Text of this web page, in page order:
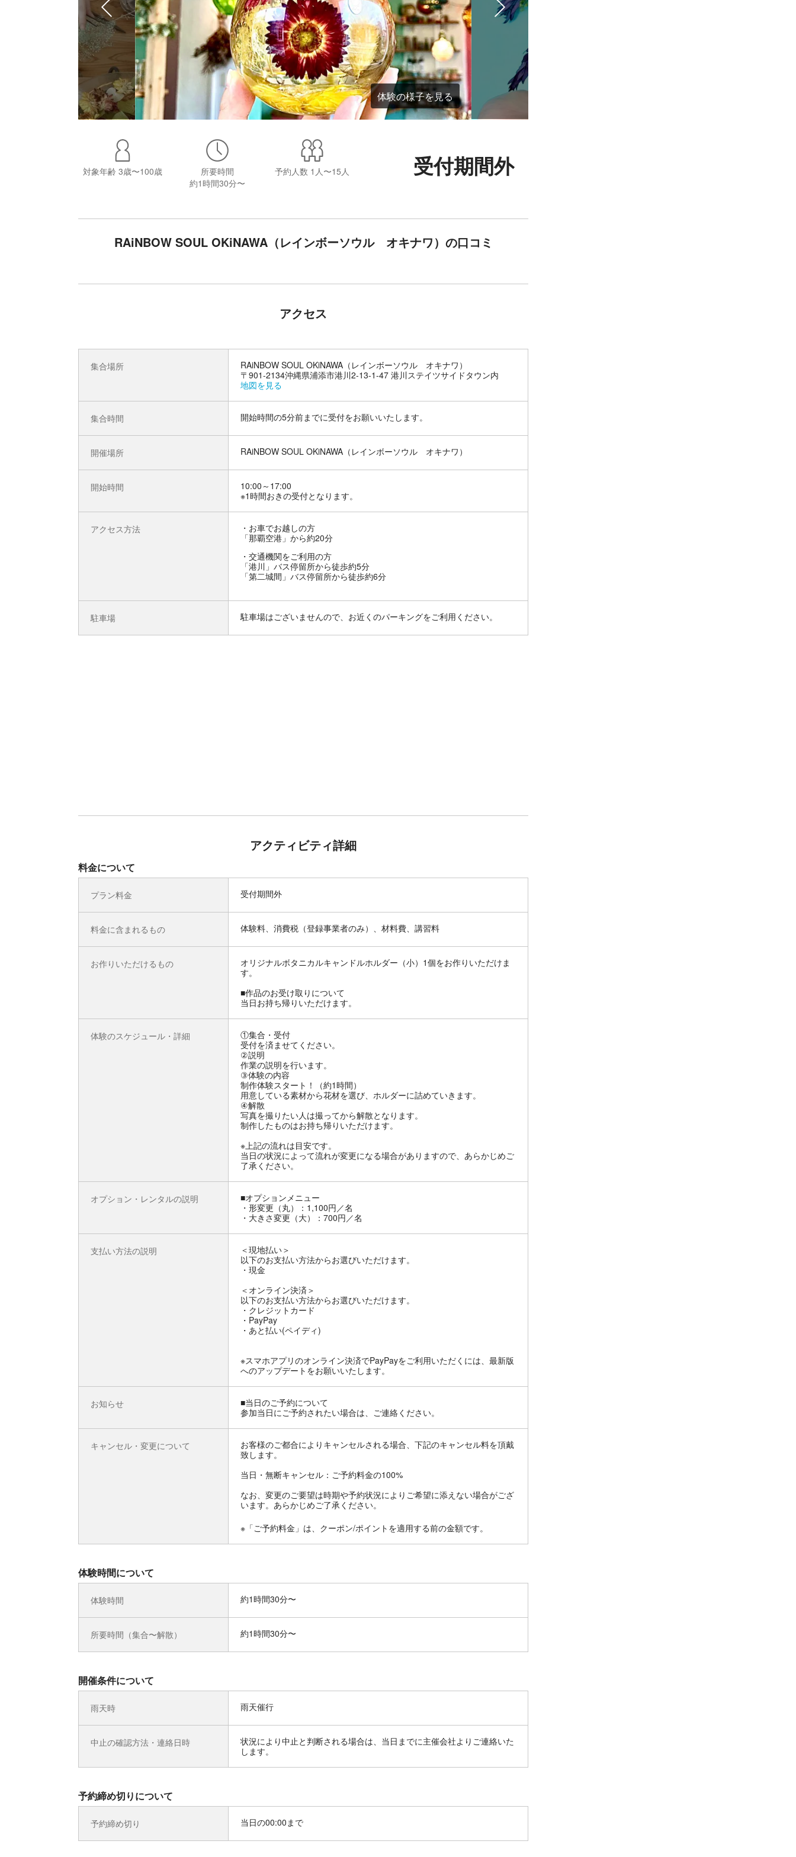
体験の様子を見る
対象年齢 3歳〜100歳
所要時間
約1時間30分〜
予約人数 1人〜15人 受付期間外
RAiNBOW SOUL OKiNAWA（レインボーソウル オキナワ）の口コミ
アクセス
集合場所
RAiNBOW SOUL OKiNAWA（レインボーソウル オキナワ）
〒901-2134沖縄県浦添市港川2-13-1-47 港川ステイツサイドタウン内
地図を見る
集合時間 開始時間の5分前までに受付をお願いいたします。
開催場所 RAiNBOW SOUL OKiNAWA（レインボーソウル オキナワ）
開始時間
10:00～17:00
※1時間おきの受付となります。
アクセス方法
お車でお越しの方
「那覇空港」から約20分
交通機関をご利用の方
「港川」バス停留所から徒歩約5分
「第二城間」バス停留所から徒歩約6分
駐車場 駐車場はございませんので、お近くのパーキングをご利用ください。
アクティビティ詳細
料金について
プラン料金 受付期間外
料金に含まれるもの 体験料、消費税（登録事業者のみ）、材料費、講習料
お作りいただけるもの
オリジナルボタニカルキャンドルホルダー（小）1個をお作りいただけま
す。
■作品のお受け取りについて
当日お持ち帰りいただけます。
体験のスケジュール・詳細
①集合・受付
受付を済ませてください。
②説明
作業の説明を行います。
③体験の内容
制作体験スタート！（約1時間）
用意している素材から花材を選び、ホルダーに詰めていきます。
④解散
写真を撮りたい人は撮ってから解散となります。
制作したものはお持ち帰りいただけます。
※上記の流れは目安です。
当日の状況によって流れが変更になる場合がありますので、あらかじめご
了承ください。
オプション・レンタルの説明
■オプションメニュー
・形変更（丸）：1,100円／名
・大きさ変更（大）：700円／名
支払い方法の説明
＜現地払い＞
以下のお支払い方法からお選びいただけます。
・現金
＜オンライン決済＞
以下のお支払い方法からお選びいただけます。
・クレジットカード
・PayPay
・あと払い(ペイディ)
※スマホアプリのオンライン決済でPayPayをご利用いただくには、最新版
へのアップデートをお願いいたします。
お知らせ
■当日のご予約について
参加当日にご予約されたい場合は、ご連絡ください。
キャンセル・変更について
お客様のご都合によりキャンセルされる場合、下記のキャンセル料を頂戴
致します。
当日・無断キャンセル：ご予約料金の100%
なお、変更のご要望は時期や予約状況によりご希望に添えない場合がござ
います。あらかじめご了承ください。
※「ご予約料金」は、クーポン/ポイントを適用する前の金額です。
体験時間について
体験時間 約1時間30分〜
所要時間（集合〜解散） 約1時間30分〜
開催条件について
雨天時 雨天催行
中止の確認方法・連絡日時
状況により中止と判断される場合は、当日までに主催会社よりご連絡いた
します。
予約締め切りについて
予約締め切り 当日の00:00まで